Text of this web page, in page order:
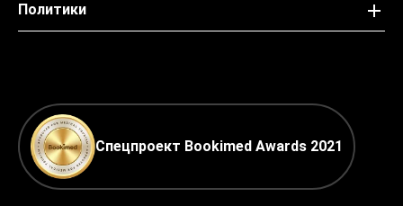
Политики
Спецпроект Bookimed Awards 2021